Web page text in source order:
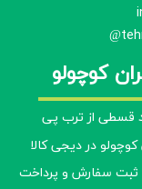
@
کوچولو
قسطی از ترب پی
کوچولو در دیجی کالا
ثبت سفارش و پرداخت